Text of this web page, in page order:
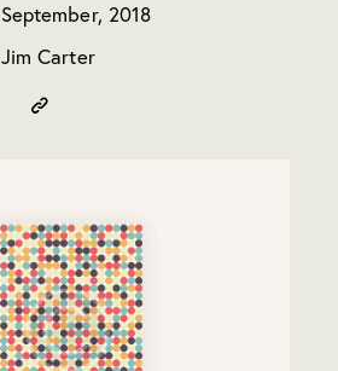
September, 2018
Jim Carter